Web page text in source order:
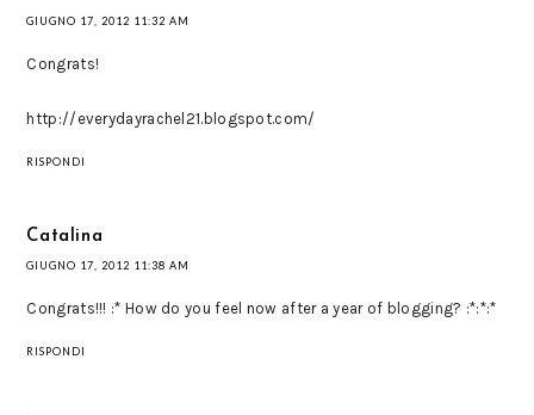
GIUGNO 17, 2012 11:32 AM
Congrats!
http://everydayrachel21.blogspot.com/
RISPONDI
Catalina
GIUGNO 17, 2012 11:38 AM
Congrats!!! :* How do you feel now after a year of blogging? :*:*:*
RISPONDI